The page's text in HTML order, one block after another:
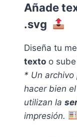
Añade
.svg
Diseña tu
texto o
* Un archivo
hacer bien
utilizan la
impresión.